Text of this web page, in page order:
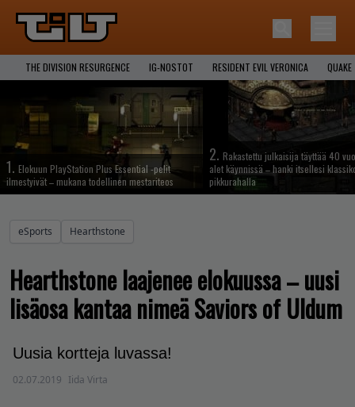
THE DIVISION RESURGENCE IG-NOSTOT RESIDENT EVIL VERONICA QUAKE
1. Elokuun PlayStation Plus Essential -pelit
ilmestyivät – mukana todellinen mestariteos
2. Rakastettu julkaisija täyttää 40
alet käynnissä – hanki itsellesi
pikkurahalla
eSports Hearthstone
Hearthstone laajenee elokuussa – uusi
lisäosa kantaa nimeä Saviors of Uldum
Uusia kortteja luvassa!
02.07.2019 Iida Virta